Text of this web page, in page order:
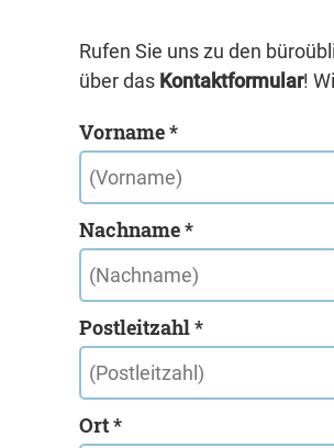
Rufen Sie uns zu den
über das Kontaktformular!
Vorname *
Nachname *
Postleitzahl *
Ort *